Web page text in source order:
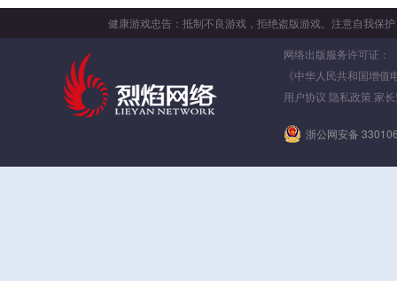
健康游戏忠告：抵制不良游戏，拒绝盗版游戏。注意自我保
网络出版服务许可证：
《中华人民共和国增
用户协议 隐私政策 家
浙公网安备